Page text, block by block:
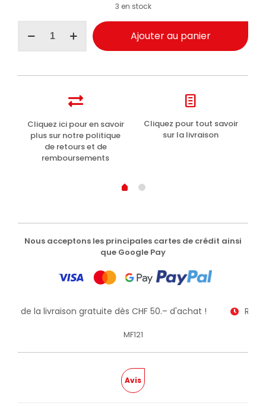
3 en stock
Ajouter au panier
Cliquez ici pour en savoir
plus sur notre politique
de retours et de
remboursements
Cliquez pour tout savoir
sur la livraison
Nous acceptons les principales cartes de crédit ainsi
que Google Pay
de la livraison gratuite dès CHF 50.– d'achat !
MF121
Avis